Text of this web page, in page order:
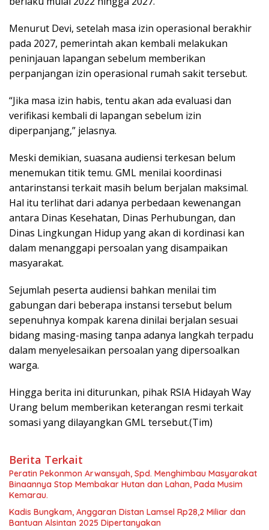
‎Menurut Devi, setelah masa izin operasional berakhir
pada 2027, pemerintah akan kembali melakukan
peninjauan lapangan sebelum memberikan
perpanjangan izin operasional rumah sakit tersebut.
“Jika masa izin habis, tentu akan ada evaluasi dan
verifikasi kembali di lapangan sebelum izin
diperpanjang,” jelasnya.
Meski demikian, suasana audiensi ‎terkesan belum
menemukan titik temu. GML menilai koordinasi
antarinstansi terkait masih belum berjalan maksimal.
Hal itu terlihat dari adanya perbedaan kewenangan
antara Dinas Kesehatan, Dinas Perhubungan, dan
Dinas Lingkungan Hidup yang akan di kordinasi kan
dalam menanggapi persoalan yang disampaikan
masyarakat.
Sejumlah peserta audiensi bahkan menilai tim
gabungan dari beberapa instansi tersebut belum
sepenuhnya kompak karena dinilai berjalan sesuai
bidang masing-masing tanpa adanya langkah terpadu
dalam menyelesaikan persoalan yang dipersoalkan
warga.
Hingga berita ini diturunkan, pihak RSIA Hidayah Way
Urang belum memberikan keterangan resmi terkait
somasi yang dilayangkan GML tersebut.(Tim)
Berita Terkait
Peratin Pekonmon Arwansyah, Spd. Menghimbau Masyarakat
Binaannya Stop Membakar Hutan dan Lahan, Pada Musim
Kemarau.
Kadis Bungkam, Anggaran Distan Lamsel Rp28,2 Miliar dan
Bantuan Alsintan 2025 Dipertanyakan